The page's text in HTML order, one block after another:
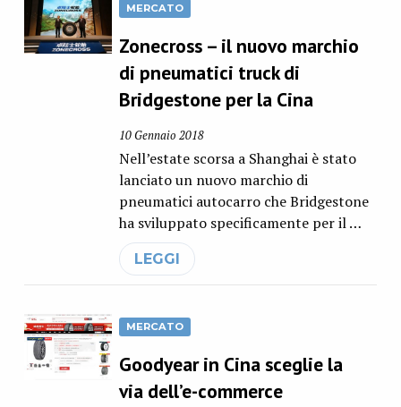
MERCATO
Zonecross – il nuovo marchio
di pneumatici truck di
Bridgestone per la Cina
10 Gennaio 2018
Nell’estate scorsa a Shanghai è stato
lanciato un nuovo marchio di
pneumatici autocarro che Bridgestone
ha sviluppato specificamente per il …
LEGGI
MERCATO
Goodyear in Cina sceglie la
via dell’e-commerce